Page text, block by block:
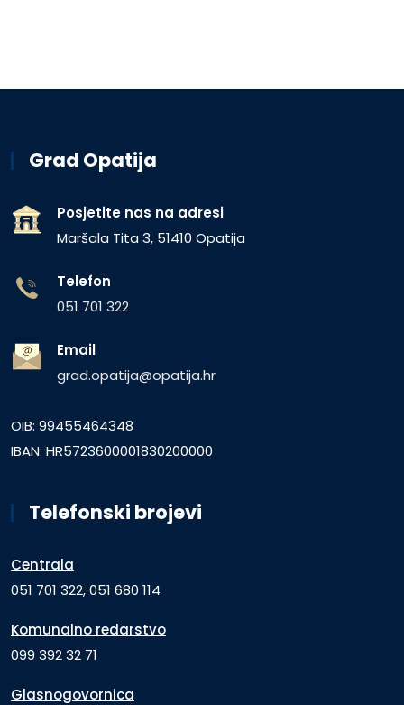
Grad Opatija
Posjetite nas na adresi
Maršala Tita 3, 51410 Opatija
Telefon
051 701 322
Email
grad.opatija@opatija.hr
OIB: 99455464348
IBAN: HR5723600001830200000
Telefonski brojevi
Centrala
051 701 322, 051 680 114
Komunalno redarstvo
099 392 32 71
Glasnogovornica